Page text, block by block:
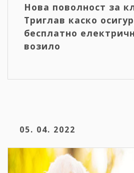
Нова поволност за
Триглав каско
бесплатно
возило
05. 04. 2022